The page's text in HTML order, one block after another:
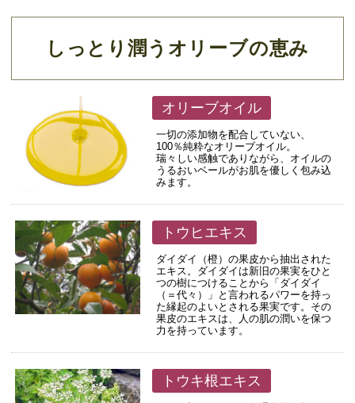
しっとり潤うオリーブの恵み
オリーブオイル
一切の添加物を配合していない、
100％純粋なオリーブオイル。
瑞々しい感触でありながら、オイルの
うるおいベールがお肌を優しく包み込
みます。
トウヒエキス
ダイダイ（橙）の果皮から抽出された
エキス。ダイダイは新旧の果実をひと
つの樹につけることから「ダイダイ
（＝代々）」と言われるパワーを持っ
た縁起のよいとされる果実です。その
果皮のエキスは、人の肌の潤いを保つ
力を持っています。
トウキ根エキス